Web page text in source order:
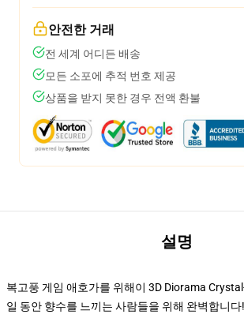
안전한 거래
전 세계 어디든 배송
모든 소포에 추적 번호 제공
상품을 받지 못한 경우 전액 환불
설명
복고풍 게임 애호가를 위해이 3D Diorama
일 동안 향수를 느끼는 사람들을 위해 완벽합니